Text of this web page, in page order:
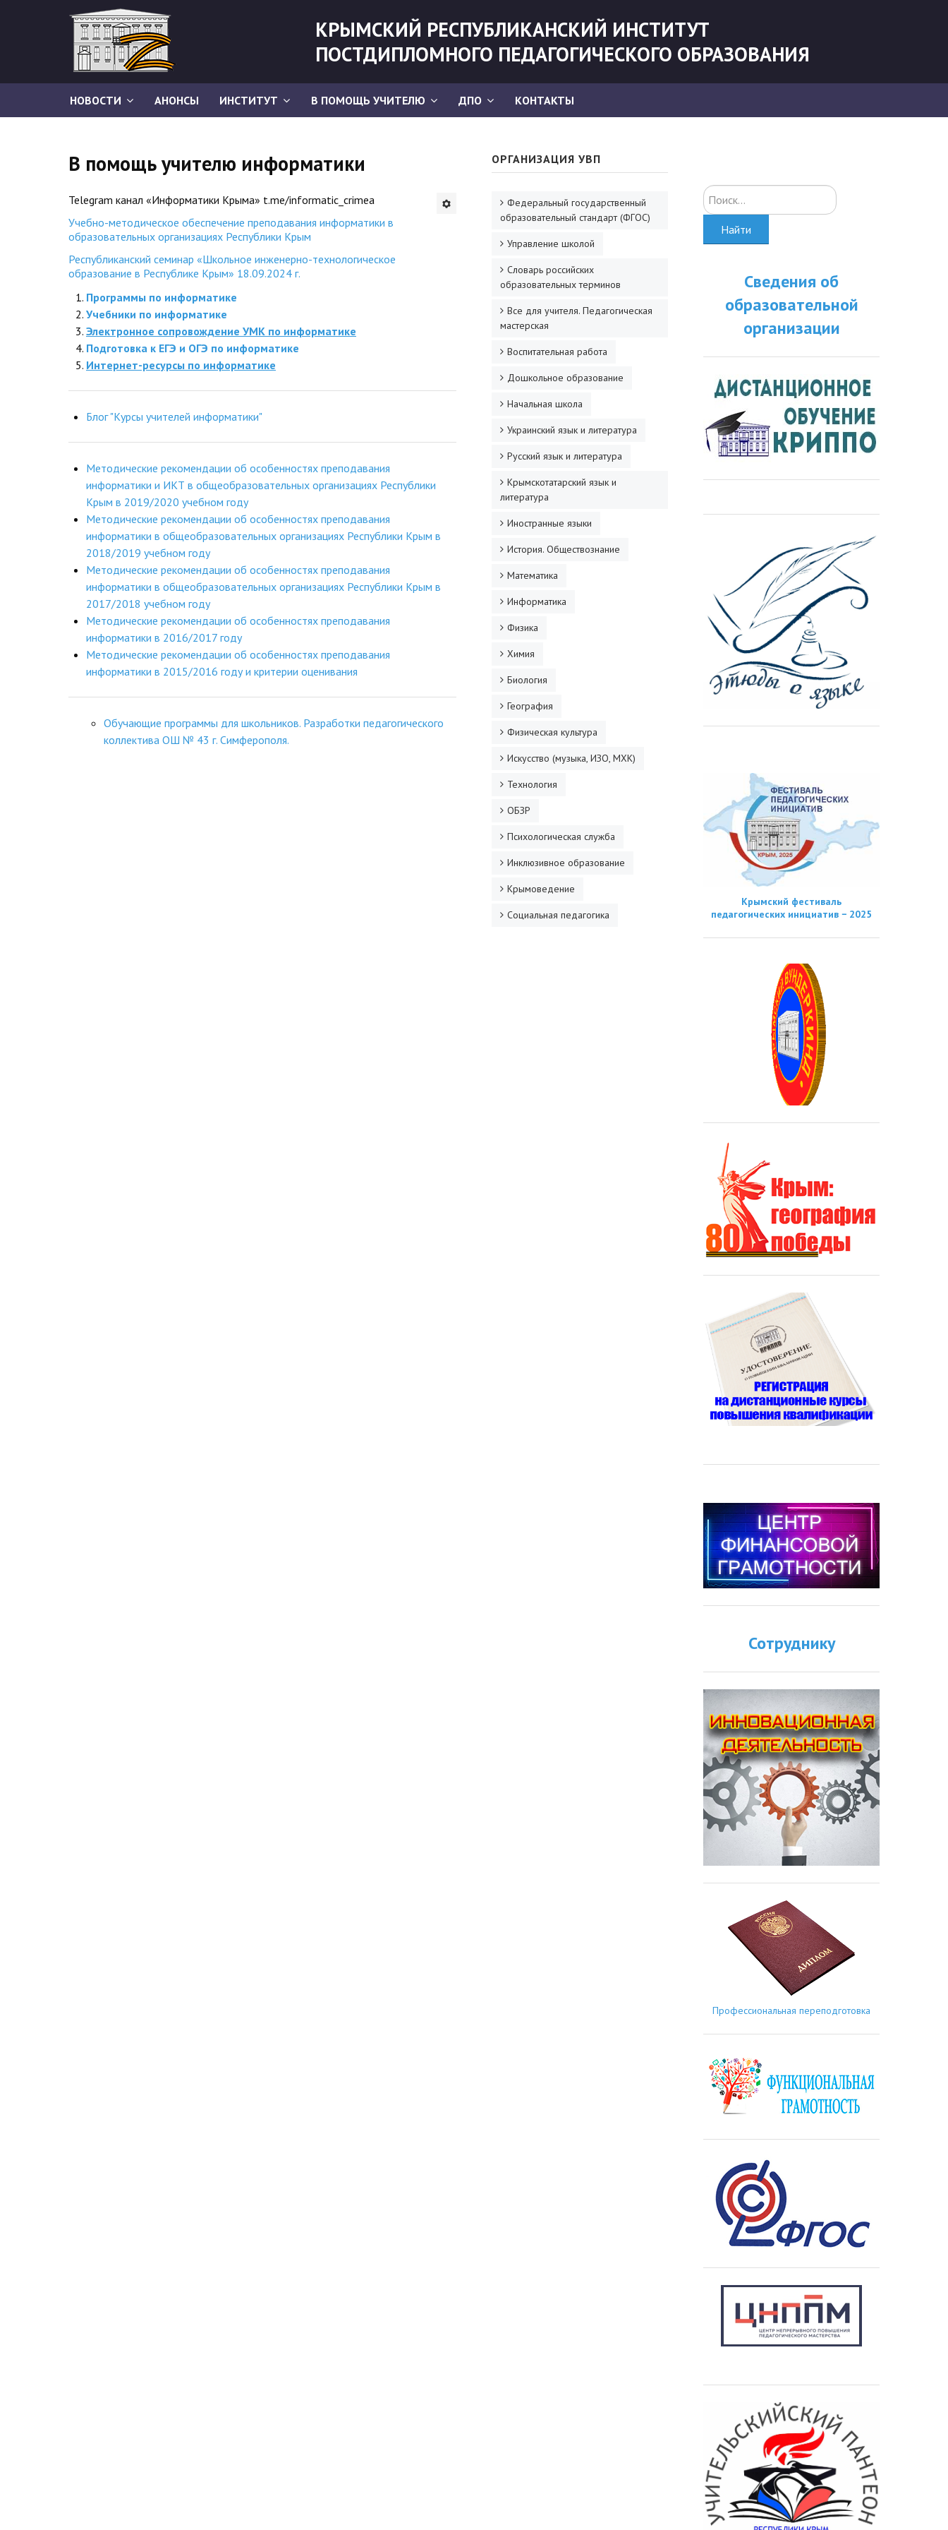
КРЫМСКИЙ РЕСПУБЛИКАНСКИЙ ИНСТИТУТ
ПОСТДИПЛОМНОГО ПЕДАГОГИЧЕСКОГО ОБРАЗОВАНИЯ
НОВОСТИ АНОНСЫ ИНСТИТУТ В ПОМОЩЬ УЧИТЕЛЮ ДПО КОНТАКТЫ
В помощь учителю информатики
Telegram канал «Информатики Крыма» t.me/informatic_crimea
Учебно-методическое обеспечение преподавания информатики в
образовательных организациях Республики Крым
Республиканский семинар «Школьное инженерно-технологическое
образование в Республике Крым» 18.09.2024 г.
Программы по информатике
Учебники по информатике
Электронное сопровождение УМК по информатике
Подготовка к ЕГЭ и ОГЭ по информатике
Интернет-ресурсы по информатике
Блог "Курсы учителей информатики"
Методические рекомендации об особенностях преподавания
информатики и ИКТ в общеобразовательных организациях Республики
Крым в 2019/2020 учебном году
Методические рекомендации об особенностях преподавания
информатики в общеобразовательных организациях Республики Крым в
2018/2019 учебном году
Методические рекомендации об особенностях преподавания
информатики в общеобразовательных организациях Республики Крым в
2017/2018 учебном году
Методические рекомендации об особенностях преподавания
информатики в 2016/2017 году
Методические рекомендации об особенностях преподавания
информатики в 2015/2016 году и критерии оценивания
Обучающие программы для школьников. Разработки педагогического
коллектива ОШ № 43 г. Симферополя.
ОРГАНИЗАЦИЯ УВП
Федеральный государственный
образовательный стандарт (ФГОС)
Управление школой
Словарь российских
образовательных терминов
Все для учителя. Педагогическая
мастерская
Воспитательная работа
Дошкольное образование
Начальная школа
Украинский язык и литература
Русский язык и литература
Крымскотатарский язык и
литература
Иностранные языки
История. Обществознание
Математика
Информатика
Физика
Химия
Биология
География
Физическая культура
Искусство (музыка, ИЗО, МХК)
Технология
ОБЗР
Психологическая служба
Инклюзивное образование
Крымоведение
Социальная педагогика
Искать...
Найти
Сведения об
образовательной
организации
Крымский фестиваль
педагогических инициатив − 2025
Сотруднику
Профессиональная переподготовка